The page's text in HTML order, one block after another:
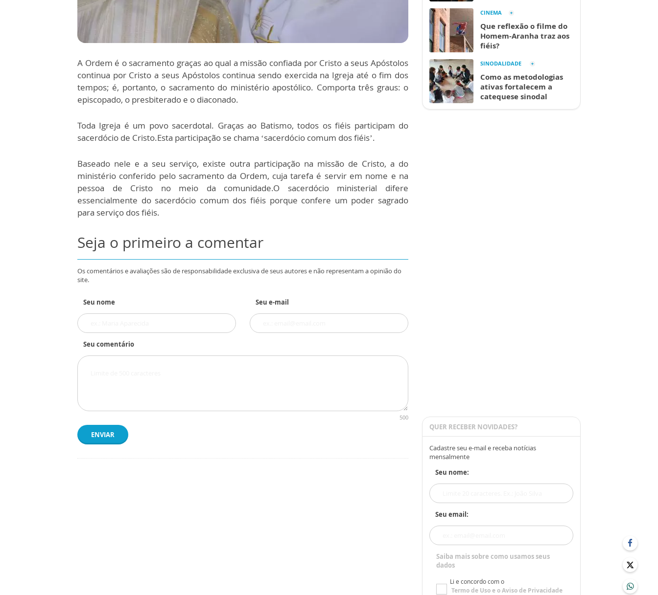
A Ordem é o sacramento graças ao qual a missão confiada por Cristo a seus Apóstolos
continua por Cristo a seus Apóstolos continua sendo exercida na Igreja até o fim dos
tempos; é, portanto, o sacramento do ministério apostólico. Comporta três graus: o
episcopado, o presbiterado e o diaconado.
Toda Igreja é um povo sacerdotal. Graças ao Batismo, todos os fiéis participam do
sacerdócio de Cristo.Esta participação se chama ‘sacerdócio comum dos fiéis’.
Baseado nele e a seu serviço, existe outra participação na missão de Cristo, a do
ministério conferido pelo sacramento da Ordem, cuja tarefa é servir em nome e na
pessoa de Cristo no meio da comunidade.O sacerdócio ministerial difere
essencialmente do sacerdócio comum dos fiéis porque confere um poder sagrado
para serviço dos fiéis.
Seja o primeiro a comentar
Os comentários e avaliações são de responsabilidade exclusiva de seus autores e não representam a opinião do
site.
Seu nome Seu e-mail
Seu comentário
500
ENVIAR
CINEMA
Que reflexão o filme do
Homem-Aranha traz aos
fiéis?
SINODALIDADE
Como as metodologias
ativas fortalecem a
catequese sinodal
QUER RECEBER NOVIDADES?
Cadastre seu e-mail e receba notícias
mensalmente
Seu nome:
Seu email:
Saiba mais sobre como usamos seus
dados
Li e concordo com o
Termo de Usoe oAviso de Privacidade